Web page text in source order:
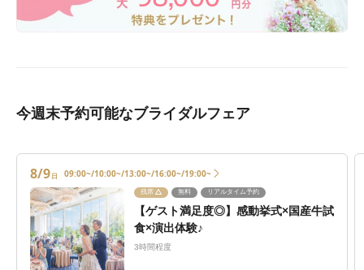
今週末予約可能なブライダルフェア
8/9日 09:00~/10:00~/13:00~/16:00~/19:00~
残席 無料 リアルタイム予約
【ゲスト満足度◎】感動挙式×国産牛試
食×演出体験♪
3時間程度